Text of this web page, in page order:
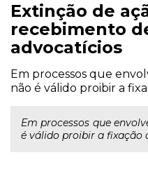
Extinção de
recebimento
advocatícios
Em processos que
não é válido proibir a
Em processos que
é válido proibir a fixação